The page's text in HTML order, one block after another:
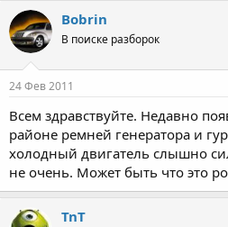
т
о
р
е
м
ы
т
н
л
Bobrin
В поиске разборок
24 Фев 2011
Всем здравствуйте. Недавно
районе ремней генератора и
холодный двигатель слышно
не очень. Может быть что это
TnT